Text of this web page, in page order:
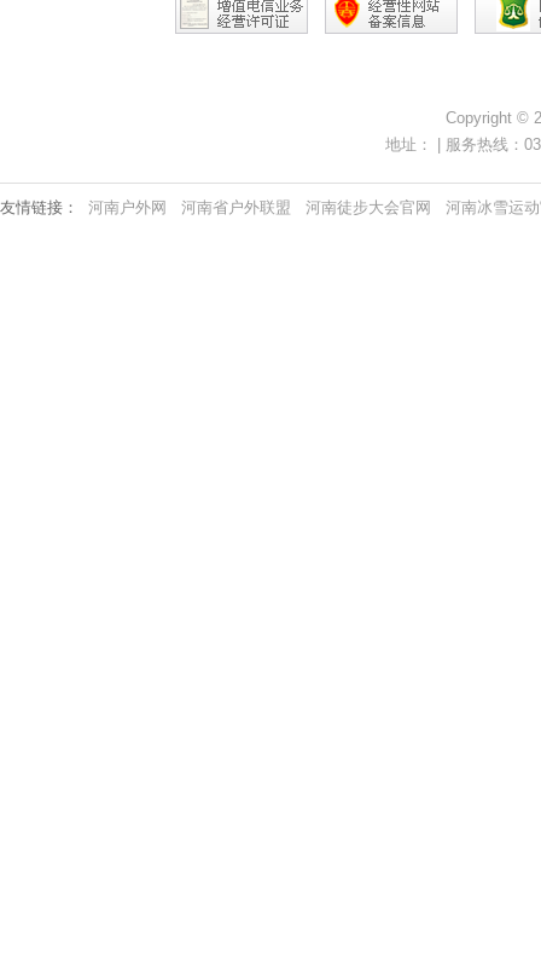
Copyright ©
地址： | 服务热线：
友情链接： 河南户外网 河南省户外联盟 河南徒步大会官网 河南冰雪运